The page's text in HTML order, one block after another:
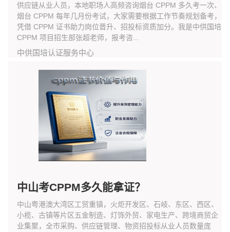
供应链从业人员，本地职场人高频咨询烟台 CPPM 多久考一次、
烟台 CPPM 每年几月份考试，大家需要根据工作节奏规划备考，
凭借 CPPM 证书助力岗位晋升、招投标资质加分。我是中供国培
CPPM 项目招生部张超老师，报考咨...
中供国培认证服务中心
中山考CPPM多久能拿证？
中山粤港澳大湾区工贸重镇，火炬开发区、石岐、东区、西区、
小榄、古镇等片区五金制造、灯饰外贸、家电生产、跨境商贸企
业集聚，全市采购、供应链管理、物资招投标从业人员数量庞